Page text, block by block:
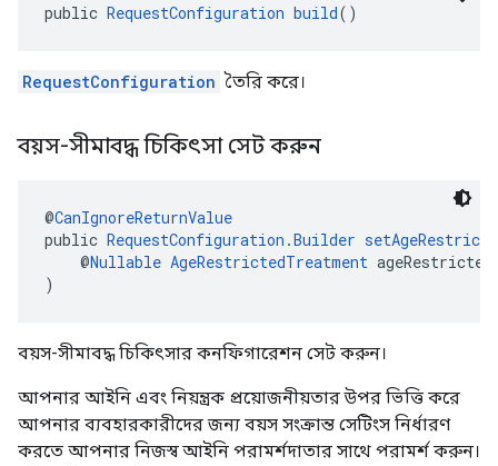
public RequestConfiguration build()
RequestConfiguration তৈরি করে।
বয়স-সীমাবদ্ধ চিকিৎসা সেট করুন
@CanIgnoreReturnValue
public RequestConfiguration.Builder
@Nullable AgeRestrictedTreatment
)
বয়স-সীমাবদ্ধ চিকিৎসার কনফিগারেশন সেট করুন।
আপনার আইনি এবং নিয়ন্ত্রক প্রয়োজনীয়তার উপর ভিত্তি করে
আপনার ব্যবহারকারীদের জন্য বয়স সংক্রান্ত সেটিংস নির্ধারণ
করতে আপনার নিজস্ব আইনি পরামর্শদাতার সাথে পরামর্শ করুন।